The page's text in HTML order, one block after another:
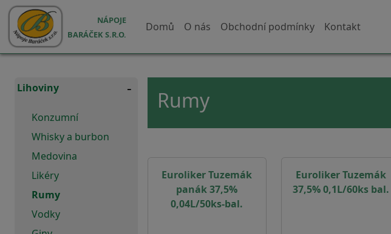
Přejít k hlavnímu obsahu
NÁPOJE
BARÁČEK S.R.O.
Hlavní navigace
Domů O nás Obchodní podmínky Kontakt
Lihoviny
Konzumní
Whisky a burbon
Medovina
Likéry
Rumy
Vodky
Rumy
Euroliker Tuzemák
panák 37,5%
0,04L/50ks-bal.
Euroliker Tuzemák
37,5% 0,1L/60ks bal.